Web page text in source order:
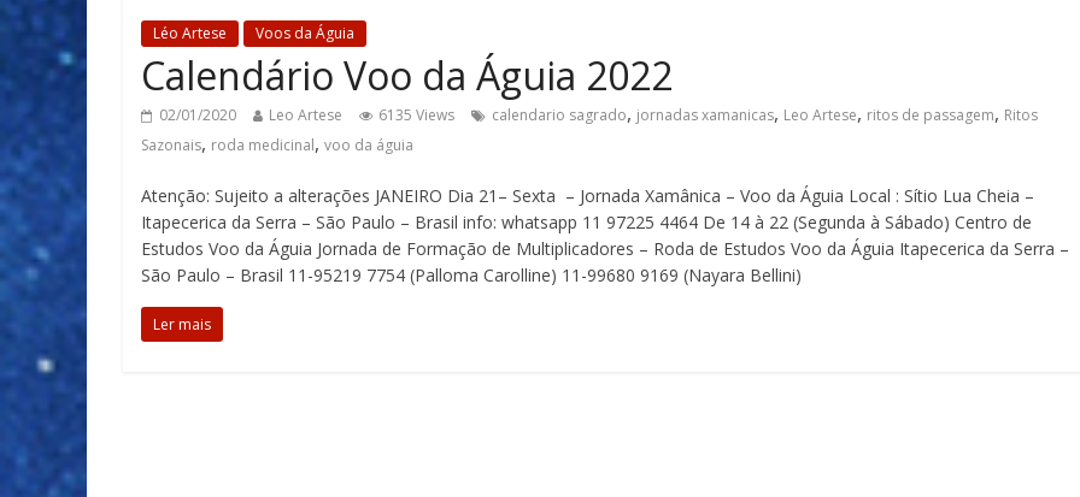
Léo Artese Voos da Águia
Calendário Voo da Águia 2022
02/01/2020 Leo Artese 6135 Views calendario sagrado, jornadas xamanicas, Leo Artese, ritos de passagem, Ritos
Sazonais, roda medicinal, voo da águia
Atenção: Sujeito a alterações JANEIRO Dia 21– Sexta – Jornada Xamânica – Voo da Águia Local : Sítio Lua Cheia –
Itapecerica da Serra – São Paulo – Brasil info: whatsapp 11 97225 4464 De 14 à 22 (Segunda à Sábado) Centro de
Estudos Voo da Águia Jornada de Formação de Multiplicadores – Roda de Estudos Voo da Águia Itapecerica da Serra –
São Paulo – Brasil 11-95219 7754 (Palloma Carolline) 11-99680 9169 (Nayara Bellini)
Ler mais